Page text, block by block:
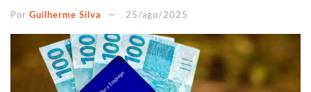
Por Guilherme Silva 25/ago/2025